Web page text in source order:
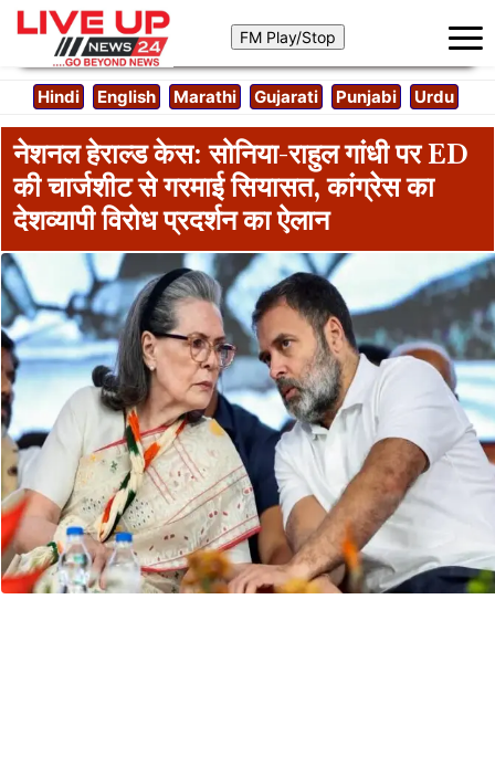
Hindi English Marathi Gujarati Punjabi Urdu
नेशनल हेराल्ड केस: सोनिया-राहुल गांधी पर ED
की चार्जशीट से गरमाई सियासत, कांग्रेस का
देशव्यापी विरोध प्रदर्शन का ऐलान